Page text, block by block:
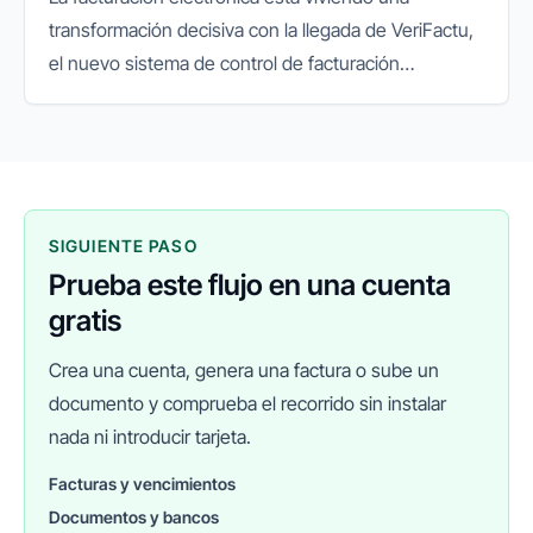
transformación decisiva con la llegada de VeriFactu,
el nuevo sistema de control de facturación
SIGUIENTE PASO
Prueba este flujo en una cuenta
gratis
Crea una cuenta, genera una factura o sube un
documento y comprueba el recorrido sin instalar
nada ni introducir tarjeta.
Facturas y vencimientos
Documentos y bancos
FINANEDI